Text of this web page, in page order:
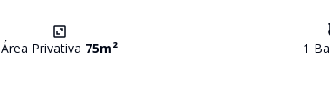
Área Privativa 75m² 1